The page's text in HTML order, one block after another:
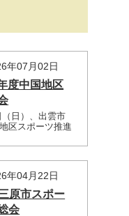
年07月02日
度中国地区
日）、出雲市
区スポーツ推進
年04月22日
原市スポー
会